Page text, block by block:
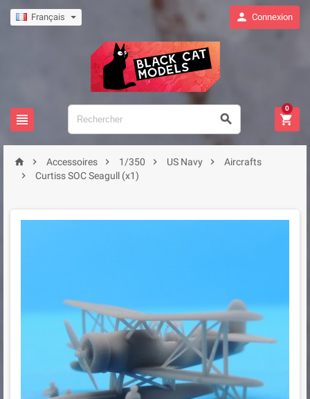
Français  Connexion
  
0
  Accessoires  1/350  US Navy 
Aircrafts

Curtiss SOC Seagull (x1)